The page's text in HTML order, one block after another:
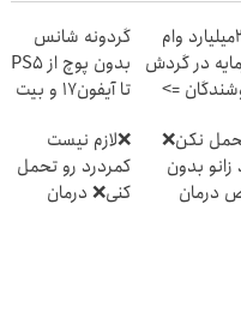
تا 3میلیارد وام
در گردش
=>
کن
گردونه شانس
بدون پوچ از PS5
تا آیفون17 و بیت
نکن❌
زانو بدون
درمان
❌لازم نیست
کمردرد رو تحمل
کنی❌ درمان